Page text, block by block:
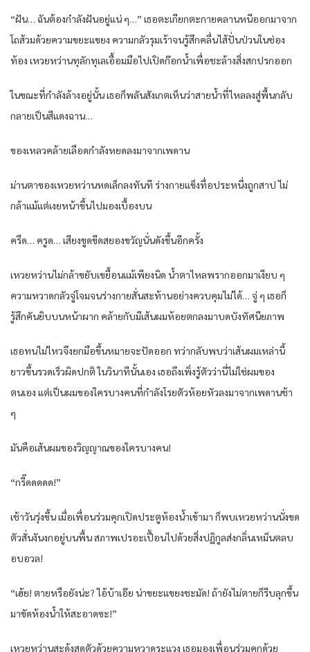
“ฝัน… ฉันต้องกำลังฝันอยู่แน่ ๆ…” เธอตะเกียกตะกายคลานหนีออกมาจาก
โถส้วมด้วยความขยะแขยง ความกลัวรุมเร้าจนรู้สึกคลื่นไส้ปั่นป่วนในช่อง
ท้อง เหวยหว่านทุลักทุเลเอื้อมมือไปเปิดก๊อกน้ำเพื่อชะล้างสิ่งสกปรกออก
ในขณะที่กำลังล้างอยู่นั้น เธอก็พลันสังเกตเห็นว่าสายน้ำที่ไหลลงสู่พื้นกลับ
กลายเป็นสีแดงฉาน…
ของเหลวคล้ายเลือดกำลังหยดลงมาจากเพดาน
ม่านตาของเหวยหว่านหดเล็กลงทันที ร่างกายแข็งทื่อประหนึ่งถูกสาป ไม่
กล้าแม้แต่เงยหน้าขึ้นไปมองเบื้องบน
ครืด… ครูด… เสียงขูดขีดสยองขวัญนั่นดังขึ้นอีกครั้ง
เหวยหว่านไม่กล้าขยับเขยื้อนแม้เพียงนิด น้ำตาไหลพรากออกมาเงียบ ๆ
ความหวาดกลัวจู่โจมจนร่างกายสั่นสะท้านอย่างควบคุมไม่ได้… จู่ ๆ เธอก็
รู้สึกคันยิบบนหน้าผาก คล้ายกับมีเส้นผมห้อยตกลงมาบดบังทัศนียภาพ
เธอทนไม่ไหวจึงยกมือขึ้นหมายจะปัดออก ทว่ากลับพบว่าเส้นผมเหล่านี้
ยาวขึ้นรวดเร็วผิดปกติ ในวินาทีนั้นเอง เธอถึงเพิ่งรู้ตัวว่านี่ไม่ใช่ผมของ
ตนเอง แต่เป็นผมของใครบางคนที่กำลังโรยตัวห้อยหัวลงมาจากเพดานช้า
ๆ
มันคือเส้นผมของวิญญาณของใครบางคน!
“กรี๊ดดดดด!”
เช้าวันรุ่งขึ้น เมื่อเพื่อนร่วมคุกเปิดประตูห้องน้ำเข้ามา ก็พบเหวยหว่านนั่งขด
ตัวสั่นงันงกอยู่บนพื้น สภาพเปรอะเปื้อนไปด้วยสิ่งปฏิกูลส่งกลิ่นเหม็นตลบ
อบอวล!
“เฮ้ย! ตายหรือยังน่ะ? ไอ้บ้าเอ๊ย น่าขยะแขยงชะมัด! ถ้ายังไม่ตายก็รีบลุกขึ้น
มาขัดห้องน้ำให้สะอาดซะ!”
เหวยหว่านสะดุ้งสุดตัวด้วยความหวาดระแวง เธอมองเพื่อนร่วมคุกด้วย